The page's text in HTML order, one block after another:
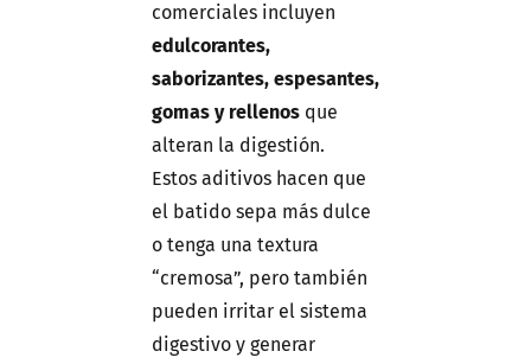
comerciales incluyen
edulcorantes,
saborizantes, espesantes,
gomas y rellenos que
alteran la digestión.
Estos aditivos hacen que
el batido sepa más dulce
o tenga una textura
“cremosa”, pero también
pueden irritar el sistema
digestivo y generar